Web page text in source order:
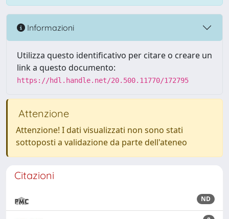
Informazioni
Utilizza questo identificativo per citare o creare un
link a questo documento:
https://hdl.handle.net/20.500.11770/172795
Attenzione
Attenzione! I dati visualizzati non sono stati
sottoposti a validazione da parte dell'ateneo
Citazioni
ND